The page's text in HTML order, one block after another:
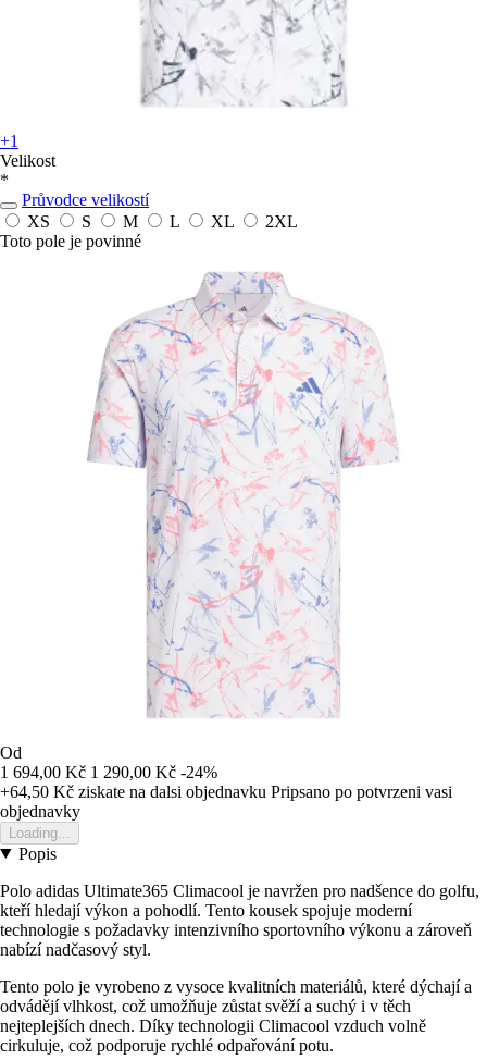
+1
Velikost
*
Průvodce velikostí
XS
S M L XL
2XL
Toto pole je povinné
Od
1 694,00 Kč 1 290,00 Kč -24%
+64,50 Kč ziskate na dalsi objednavku Pripsano po potvrzeni vasi
objednavky
Loading...
Popis
Polo adidas Ultimate365 Climacool je navržen pro nadšence do golfu,
kteří hledají výkon a pohodlí. Tento kousek spojuje moderní
technologie s požadavky intenzivního sportovního výkonu a zároveň
nabízí nadčasový styl.
Tento polo je vyrobeno z vysoce kvalitních materiálů, které dýchají a
odvádějí vlhkost, což umožňuje zůstat svěží a suchý i v těch
nejteplejších dnech. Díky technologii Climacool vzduch volně
cirkuluje, což podporuje rychlé odpařování potu.